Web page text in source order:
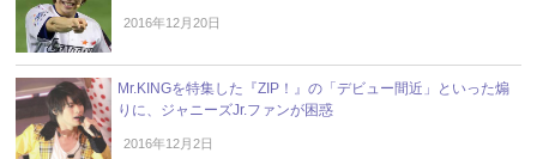
2016年12月20日
Mr.KINGを特集した『ZIP！』の「デビュー間近」といった煽
りに、ジャニーズJr.ファンが困惑
2016年12月2日